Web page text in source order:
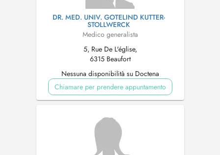
DR. MED. UNIV. GOTELIND KUTTER-
STOLLWERCK
Medico generalista
5, Rue De L'église,
6315 Beaufort
Nessuna disponibilità su Doctena
Chiamare per prendere appuntamento